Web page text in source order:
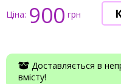
Ціна: 900 грн
Доставляється в
вмісту!